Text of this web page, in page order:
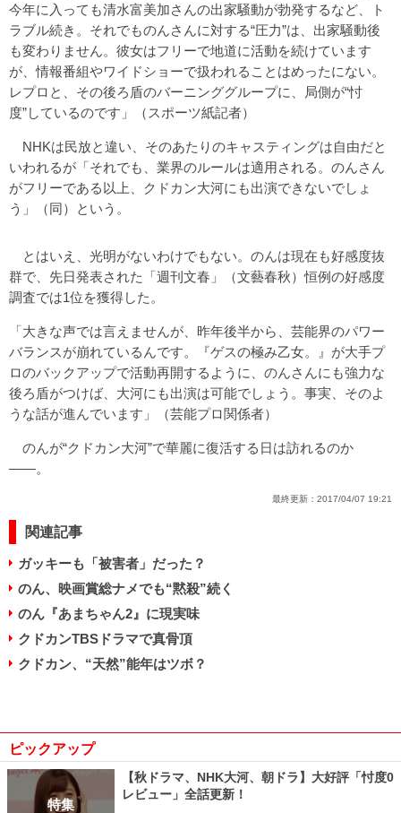
今年に入っても清水富美加さんの出家騒動が勃発するなど、ト
ラブル続き。それでものんさんに対する“圧力”は、出家騒動後
も変わりません。彼女はフリーで地道に活動を続けています
が、情報番組やワイドショーで扱われることはめったにない。
レプロと、その後ろ盾のバーニンググループに、局側が“忖
度”しているのです」（スポーツ紙記者）
NHKは民放と違い、そのあたりのキャスティングは自由だと
いわれるが「それでも、業界のルールは適用される。のんさん
がフリーである以上、クドカン大河にも出演できないでしょ
う」（同）という。
とはいえ、光明がないわけでもない。のんは現在も好感度抜
群で、先日発表された「週刊文春」（文藝春秋）恒例の好感度
調査では1位を獲得した。
「大きな声では言えませんが、昨年後半から、芸能界のパワー
バランスが崩れているんです。『ゲスの極み乙女。』が大手プ
ロのバックアップで活動再開するように、のんさんにも強力な
後ろ盾がつけば、大河にも出演は可能でしょう。事実、そのよ
うな話が進んでいます」（芸能プロ関係者）
のんが“クドカン大河”で華麗に復活する日は訪れるのか
――。
最終更新： 2017/04/07 19:21
関連記事
ガッキーも「被害者」だった？
のん、映画賞総ナメでも“黙殺”続く
のん『あまちゃん2』に現実味
クドカンTBSドラマで真骨頂
クドカン、“天然”能年はツボ？
ピックアップ
特集
【秋ドラマ、NHK大河、朝ドラ】大好評「忖度0
レビュー」全話更新！